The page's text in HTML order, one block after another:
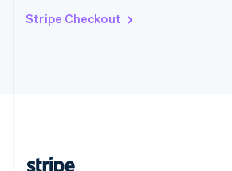
Stripe Checkout
EnglishEspañol 简体中文